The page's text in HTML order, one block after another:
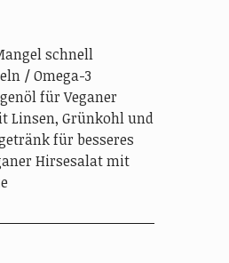
schnell
Omega-3
für Veganer
Linsen, Grünkohl und
für besseres
Hirsesalat mit